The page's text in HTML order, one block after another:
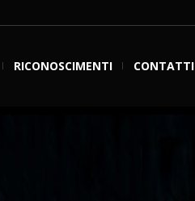
RICONOSCIMENTI CONTATTI